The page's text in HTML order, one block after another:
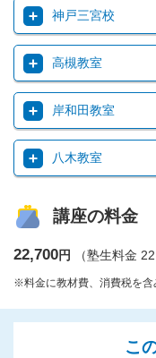
神戸三宮校
高槻教室
岸和田教室
八木教室
講座の料金
22,700円 （塾生料金
※料金に教材費、消費税を含
こ